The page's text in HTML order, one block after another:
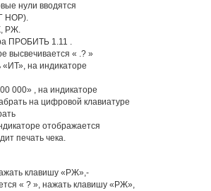
нули вводятся
НОР).
РЖ.
ПРОБИТЬ 1.11 .
высвечивается « .? »
на индикаторе
000» , на индикаторе
на цифровой клавиатуре
отображается
печать чека.
клавишу «РЖ»,-
« ? », нажать клавишу «РЖ»,